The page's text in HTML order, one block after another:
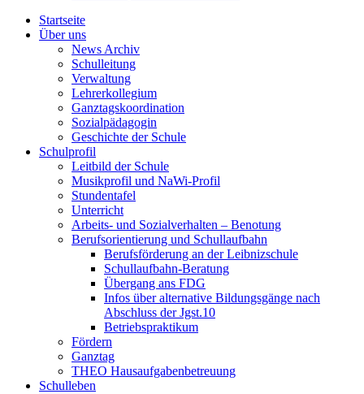
Startseite
Über uns
News Archiv
Schulleitung
Verwaltung
Lehrerkollegium
Ganztagskoordination
Sozialpädagogin
Geschichte der Schule
Schulprofil
Leitbild der Schule
Musikprofil und NaWi-Profil
Stundentafel
Unterricht
Arbeits- und Sozialverhalten – Benotung
Berufsorientierung und Schullaufbahn
Berufsförderung an der Leibnizschule
Schullaufbahn-Beratung
Übergang ans FDG
Infos über alternative Bildungsgänge nach
Abschluss der Jgst.10
Betriebspraktikum
Fördern
Ganztag
THEO Hausaufgabenbetreuung
Schulleben